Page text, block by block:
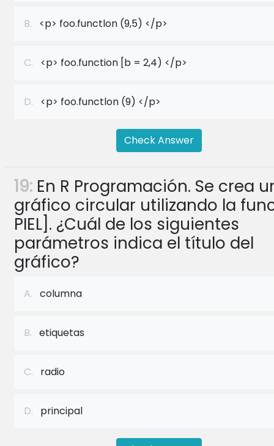
B. <p> foo.functlon (9,5) </p>
C. <p> foo.function [b = 2,4) </p>
D. <p> foo.functlon (9) </p>
Check Answer
19: En R Programación. Se crea
gráfico circular utilizando la
PIEL]. ¿Cuál de los siguientes
parámetros indica el título del
gráfico?
A. columna
B. etiquetas
C. radio
D. principal